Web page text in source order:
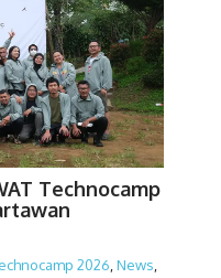
Technocamp
2026 News